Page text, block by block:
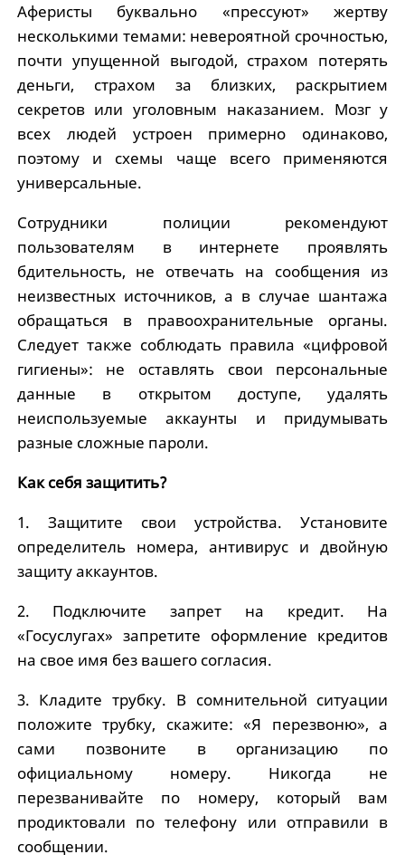
Аферисты буквально «прессуют» жертву
несколькими темами: невероятной срочностью,
почти упущенной выгодой, страхом потерять
деньги, страхом за близких, раскрытием
секретов или уголовным наказанием. Мозг у
всех людей устроен примерно одинаково,
поэтому и схемы чаще всего применяются
универсальные.
Сотрудники полиции рекомендуют
пользователям в интернете проявлять
бдительность, не отвечать на сообщения из
неизвестных источников, а в случае шантажа
обращаться в правоохранительные органы.
Следует также соблюдать правила «цифровой
гигиены»: не оставлять свои персональные
данные в открытом доступе, удалять
неиспользуемые аккаунты и придумывать
разные сложные пароли.
Как себя защитить?
1. Защитите свои устройства. Установите
определитель номера, антивирус и двойную
защиту аккаунтов.
2. Подключите запрет на кредит. На
«Госуслугах» запретите оформление кредитов
на свое имя без вашего согласия.
3. Кладите трубку. В сомнительной ситуации
положите трубку, скажите: «Я перезвоню», а
сами позвоните в организацию по
официальному номеру. Никогда не
перезванивайте по номеру, который вам
продиктовали по телефону или отправили в
сообщении.